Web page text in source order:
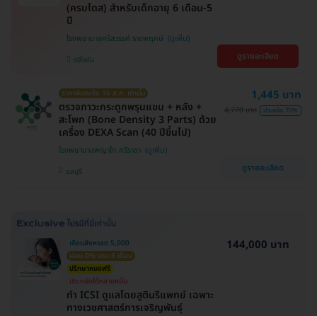
(ครบโดส) สำหรับเด็กอายุ 6 เดือน-5
ปี
โรงพยาบาลศรีสวรรค์ ราชพฤกษ์
ตลิ่งชัน ดูรายละเอียด
ราคาพิเศษถึง 16 ส.ค. เท่านั้น
ตรวจภาวะกระดูกพรุนแขน + หลัง +
สะโพก (Bone Density 3 Parts) ด้วย
เครื่อง DEXA Scan (40 ปีขึ้นไป)
โรงพยาบาลพญาไท ศรีราชา
ชลบุรี
1,445 บาท
4,770 บาท ประหยัด 70%
ดูรายละเอียด
เดือนสิงหาลด 5,000
ผ่อน 0% นาน 6 เดือน
ปรึกษาหมอฟรี
ประหยัดได้หลายหมื่น
ทำ ICSI ดูแลโดยสูตินรีแพทย์ เฉพาะ
ทางเวชศาสตร์การเจริญพันธ์ุ
144,000 บาท